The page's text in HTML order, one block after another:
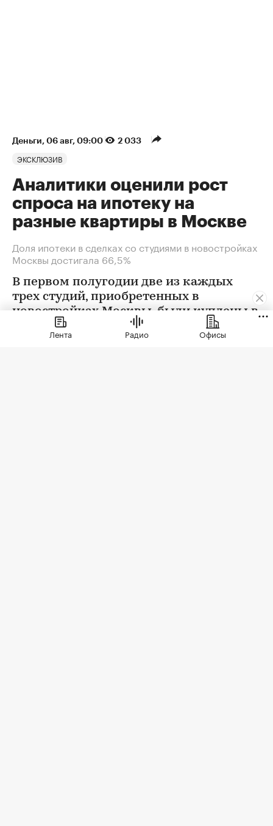
Деньги⁠, 06 авг, 09:00 2 033
ЭКСКЛЮЗИВ
Аналитики оценили рост
спроса на ипотеку на
разные квартиры в Москве
Доля ипотеки в сделках со студиями в новостройках
Москвы достигала 66,5%
В первом полугодии две из каждых
трех студий, приобретенных в
новостройках Москвы, были куплены в
ипотеку. В сегменте трешек ипотечных
сделок менее половины, а среди
Лента Радио Офисы